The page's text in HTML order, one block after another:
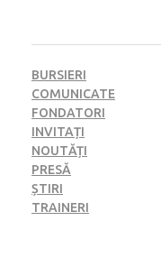
BURSIERI
COMUNICATE
FONDATORI
INVITAȚI
NOUTĂȚI
PRESĂ
ȘTIRI
TRAINERI